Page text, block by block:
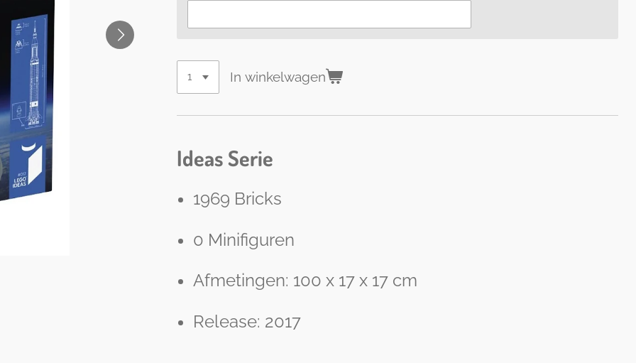
In winkelwagen
Ideas Serie
1969 Bricks
0 Minifiguren
Afmetingen: 100 x 17 x 17 cm
Release: 2017